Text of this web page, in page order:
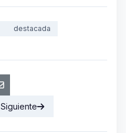
destacada
Siguiente